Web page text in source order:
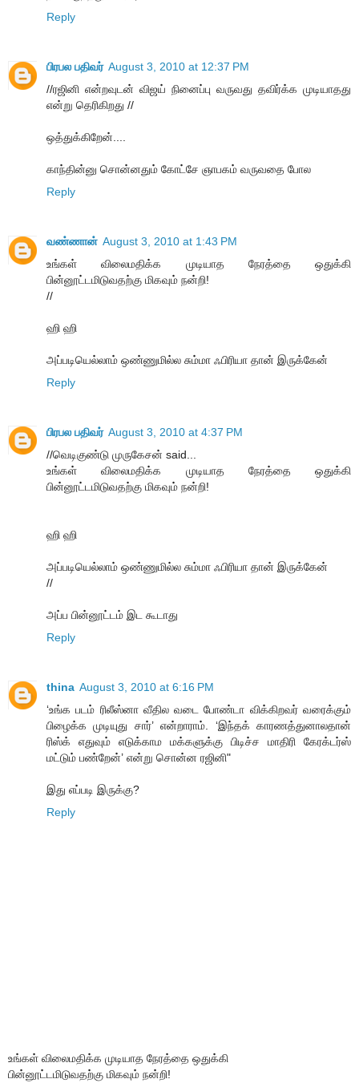
Reply
பிரபல பதிவர் August 3, 2010 at 12:37 PM
//ரஜினி என்றவுடன் விஜய் நினைப்பு வருவது தவிர்க்க முடியாதது
என்று தெரிகிறது //
ஒத்துக்கிறேன்....
காந்தின்னு சொன்னதும் கோட்சே ஞாபகம் வருவதை போல‌
Reply
வண்ணான் August 3, 2010 at 1:43 PM
உங்கள் விலைமதிக்க முடியாத நேரத்தை ஒதுக்கி
பின்னூட்டமிடுவதற்கு மிகவும் நன்றி!
//
ஹி ஹி
அப்படியெல்லாம் ஒண்ணுமில்ல சும்மா ஃபிரியா தான் இருக்கேன்
Reply
பிரபல பதிவர் August 3, 2010 at 4:37 PM
//வெடிகுண்டு முருகேசன் said...
உங்கள் விலைமதிக்க முடியாத நேரத்தை ஒதுக்கி
பின்னூட்டமிடுவதற்கு மிகவும் நன்றி!
ஹி ஹி
அப்படியெல்லாம் ஒண்ணுமில்ல சும்மா ஃபிரியா தான் இருக்கேன்
//
அப்ப பின்னூட்டம் இட கூடாது
Reply
thina August 3, 2010 at 6:16 PM
‘உங்க படம் ரிலீஸ்னா வீதில வடை போண்டா விக்கிறவர் வரைக்கும்
பிழைக்க முடியுது சார்’ என்றாராம். ‘இந்தக் காரணத்துனாலதான்
ரிஸ்க் எதுவும் எடுக்காம மக்களுக்கு பிடிச்ச மாதிரி கேரக்டர்ஸ்
மட்டும் பண்றேன்’ என்று சொன்ன ரஜினி"
இது எப்படி இருக்கு?
Reply
உங்கள் விலைமதிக்க முடியாத நேரத்தை ஒதுக்கி
பின்னூட்டமிடுவதற்கு மிகவும் நன்றி!